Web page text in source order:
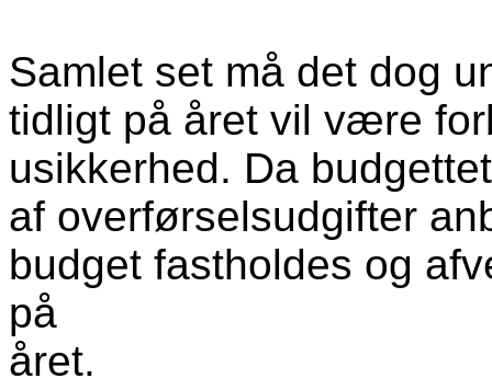
Samlet set må det dog
tidligt på året vil være
usikkerhed. Da
af overførselsudgifter
budget fastholdes og
på
året.